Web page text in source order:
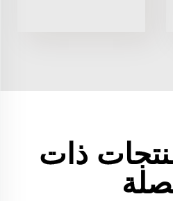
ذات